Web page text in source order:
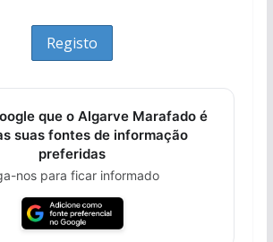
que o Algarve Marafado é
suas fontes de informação
preferidas
nos para ficar informado